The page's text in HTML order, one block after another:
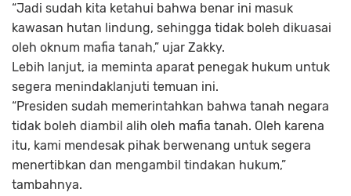
“Jadi sudah kita ketahui bahwa benar ini masuk
kawasan hutan lindung, sehingga tidak boleh dikuasai
oleh oknum mafia tanah,” ujar Zakky.
Lebih lanjut, ia meminta aparat penegak hukum untuk
segera menindaklanjuti temuan ini.
“Presiden sudah memerintahkan bahwa tanah negara
tidak boleh diambil alih oleh mafia tanah. Oleh karena
itu, kami mendesak pihak berwenang untuk segera
menertibkan dan mengambil tindakan hukum,”
tambahnya.